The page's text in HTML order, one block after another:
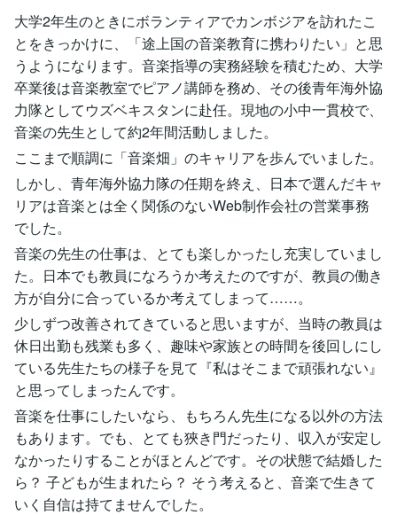
大学2年生のときにボランティアでカンボジアを訪れたこ
とをきっかけに、「途上国の音楽教育に携わりたい」と思
うようになります。音楽指導の実務経験を積むため、大学
卒業後は音楽教室でピアノ講師を務め、その後青年海外協
力隊としてウズベキスタンに赴任。現地の小中一貫校で、
音楽の先生として約2年間活動しました。
ここまで順調に「音楽畑」のキャリアを歩んでいました。
しかし、青年海外協力隊の任期を終え、日本で選んだキャ
リアは音楽とは全く関係のないWeb制作会社の営業事務
でした。
音楽の先生の仕事は、とても楽しかったし充実していまし
た。日本でも教員になろうか考えたのですが、教員の働き
方が自分に合っているか考えてしまって……。
少しずつ改善されてきていると思いますが、当時の教員は
休日出勤も残業も多く、趣味や家族との時間を後回しにし
ている先生たちの様子を見て『私はそこまで頑張れない』
と思ってしまったんです。
音楽を仕事にしたいなら、もちろん先生になる以外の方法
もあります。でも、とても狹き門だったり、収入が安定し
なかったりすることがほとんどです。その状態で結婚した
ら？ 子どもが生まれたら？ そう考えると、音楽で生きて
いく自信は持てませんでした。